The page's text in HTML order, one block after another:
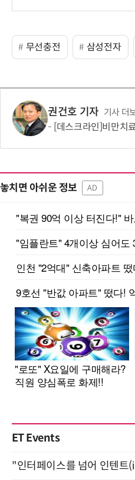
무선충전 삼성전자
권건호 기자 기사 더
[데스크라인]비만치료제가
놓치면 아쉬운 정보 AD
ET Events